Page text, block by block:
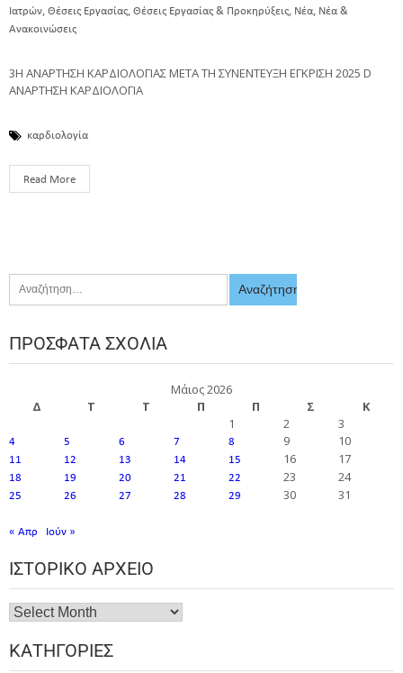
Ιατρών Θέσεις Εργασίας Θέσεις Εργασίας & Προκηρύξεις Νέα Νέα &
Ανακοινώσεις
3Η ΑΝΑΡΤΗΣΗ ΚΑΡΔΙΟΛΟΓΙΑΣ ΜΕΤΑ ΤΗ ΣΥΝΕΝΤΕΥΞΗ ΕΓΚΡΙΣΗ 2025 D
ΑΝΑΡΤΗΣΗ ΚΑΡΔΙΟΛΟΓΙΑ
καρδιολογία
Read More
ΠΡΌΣΦΑΤΑ ΣΧΌΛΙΑ
Μάιος 2026
Δ
Τ Τ Π Π Σ
Κ
1
2 3
4 5 6 7 8 9 10
11 12 13 14 15 16 17
18 19 20 21 22 23 24
25 26 27 28 29 30 31
« Απρ Ιούν »
ΙΣΤΟΡΙΚΌ ΑΡΧΕΊΟ
ΚΑΤΗΓΟΡΊΕΣ